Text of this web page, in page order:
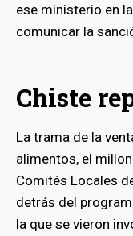
ese ministerio en
comunicar la
Chiste
La trama de la
alimentos, el
Comités Locales
detrás del
la que se vieron